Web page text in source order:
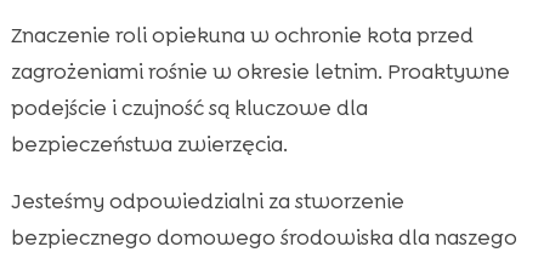
Znaczenie roli opiekuna w ochronie kota przed
zagrożeniami rośnie w okresie letnim. Proaktywne
podejście i czujność są kluczowe dla
bezpieczeństwa zwierzęcia.
Jesteśmy odpowiedzialni za stworzenie
bezpiecznego domowego środowiska dla naszego